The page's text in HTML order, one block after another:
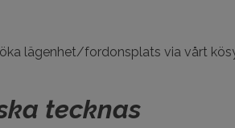
lägenhet/fordonsplats via vårt
tecknas